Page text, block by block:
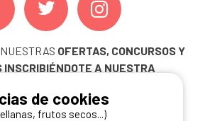
OFERTAS, CONCURSOS Y
INSCRIBIÉNDOTE A NUESTRA
ME INSCRIBO
de cookies
frutos secos...)